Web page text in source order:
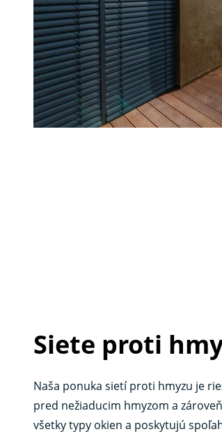
Siete proti
Naša ponuka sietí proti hmyzu je
pred nežiaducim hmyzom a
všetky typy okien a poskytujú